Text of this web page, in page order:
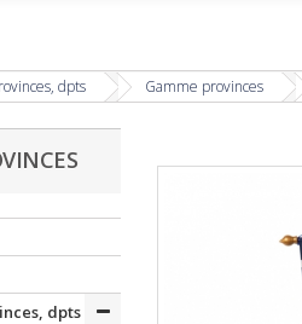
dpts Gamme provinces
dpts